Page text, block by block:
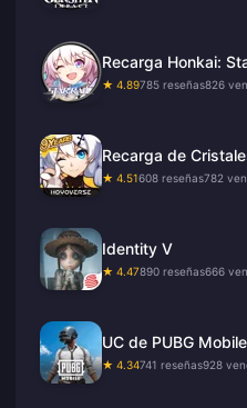
Recarga Honkai:
★ 4.89785 reseñas826
Recarga de
Impact 3
★ 4.51608 reseñas782
Identity V
★ 4.47890 reseñas666
UC de PUBG Mobile
★ 4.34741 reseñas928